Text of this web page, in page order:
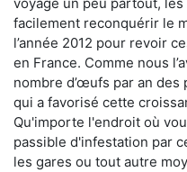
facilement reconquérir le
l’année 2012 pour revoir
en France. Comme nous
nombre d’œufs par an
qui a favorisé cette
Qu'importe l'endroit où
passible d'infestation par
les gares ou tout autre